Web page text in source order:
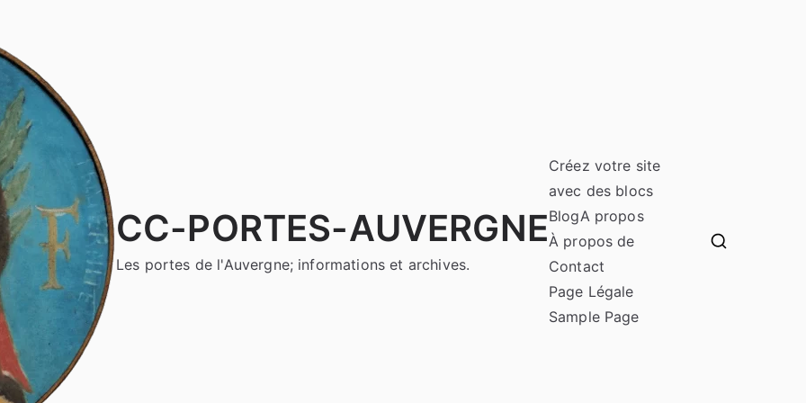
CC-PORTES-AUVERGNE
Les portes de l'Auvergne; informations et archives.
Créez votre site
avec des blocs
BlogA propos
À propos de
Contact
Page Légale
Sample Page